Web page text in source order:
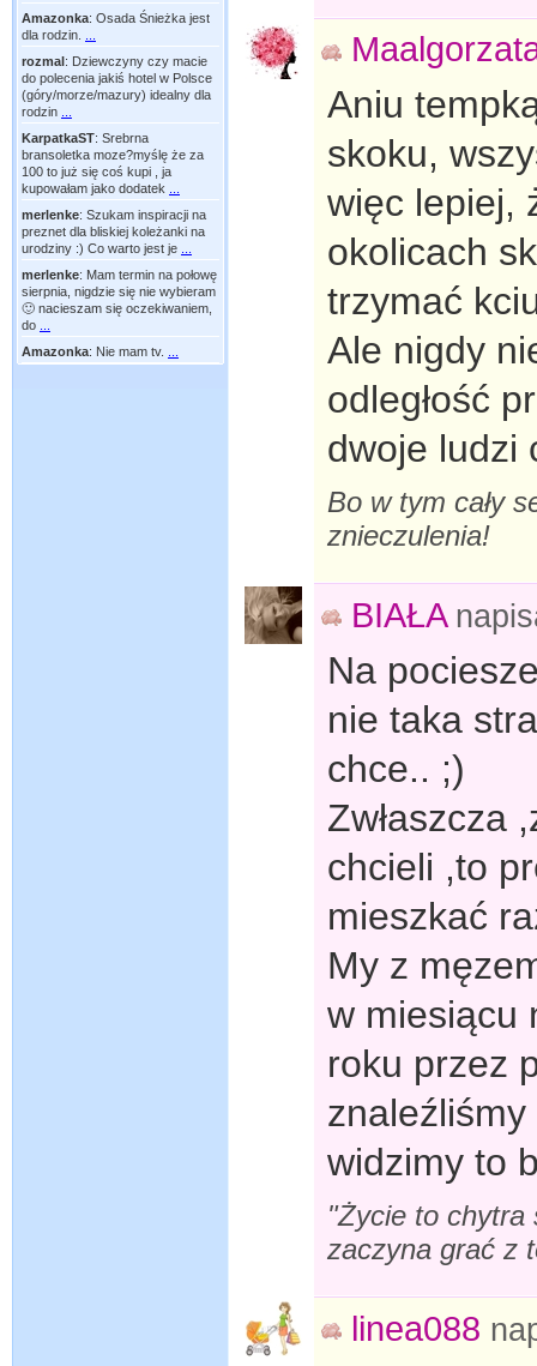
Amazonka: Osada Śnieżka jest
dla rodzin.
rozmal: Dziewczyny czy macie
do polecenia jakiś hotel w Polsce
(góry/morze/mazury) idealny dla
rodzin
KarpatkaST: Srebrna
bransoletka moze?myślę że za
100 to już się coś kupi , ja
kupowałam jako dodatek
merlenke: Szukam inspiracji na
preznet dla bliskiej koleżanki na
urodziny :) Co warto jest je
merlenke: Mam termin na połowę
sierpnia, nigdzie się nie wybieram
🙂 nacieszam się oczekiwaniem,
do
Amazonka: Nie mam tv.
Aniu
skoku,
więc lepiej,
okolicach
trzymać
Ale nigdy
odległość
dwoje ludzi
Bo w tym cały
znieczulenia!
BIAŁA
Na
nie taka
chce.. ;)
Zwłaszcza
chcieli ,to
mieszkać
My z
w miesiącu
roku przez
widzimy to
"Życie to chytra
zaczyna grać z
linea088